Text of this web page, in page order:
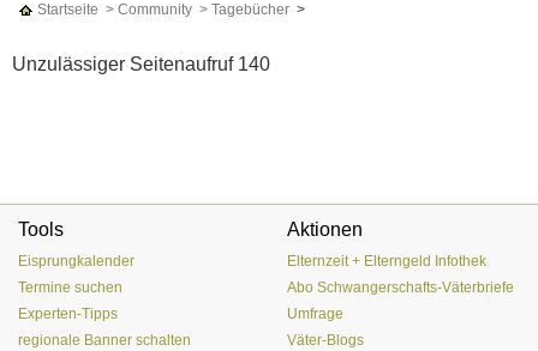
Startseite > Community > Tagebücher >
Unzulässiger Seitenaufruf 140
Tools
Eisprungkalender
Termine suchen
Experten-Tipps
regionale Banner schalten
Aktionen
Elternzeit + Elterngeld Infothek
Abo Schwangerschafts-Väterbriefe
Umfrage
Väter-Blogs